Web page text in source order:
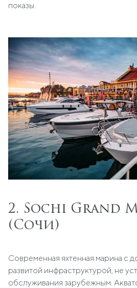
показы.
2. Sochi Grand
(Сочи)
Современная яхтенная марина с
развитой инфраструктурой, не
обслуживания зарубежным.